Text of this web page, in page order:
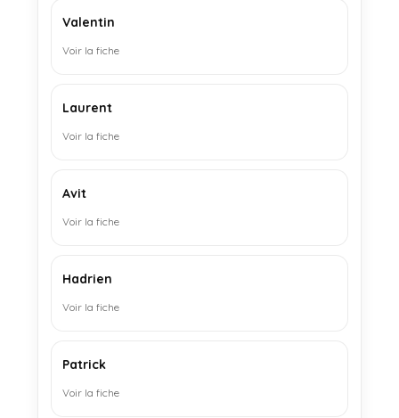
Valentin
Voir la fiche
Laurent
Voir la fiche
Avit
Voir la fiche
Hadrien
Voir la fiche
Patrick
Voir la fiche